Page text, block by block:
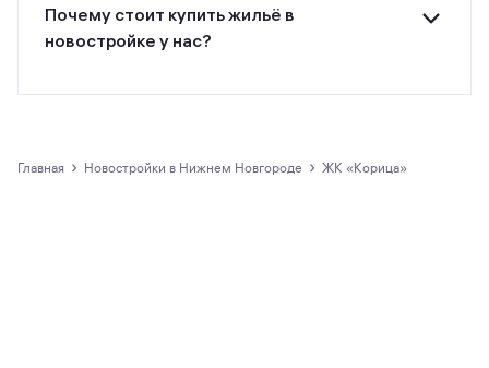
Почему стоит купить жильё в
новостройке у нас?
Главная › новостройки в Нижнем Новгороде › ЖК «Корица»